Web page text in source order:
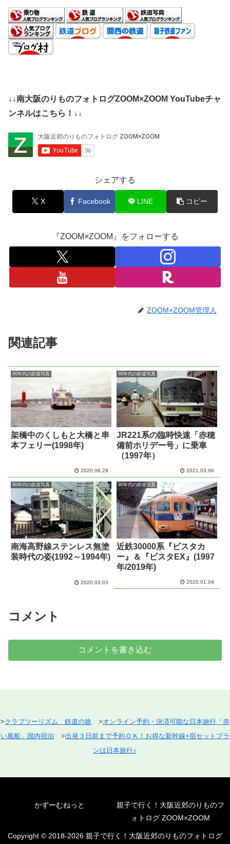
↓↓南大阪のりものフォトログZOOM×ZOOM YouTubeチャ
ンネルはこちら！↓↓
シェアする
X Facebook LINE コピー
『ZOOM×ZOOM』をフォローする
ZOOM×ZOOM管理人
関連記事
90年代の鉄道写真
架橋中のくしもと大橋と串
本フェリー(1998年)
2020.08.29
90年代の鉄道写真
JR221系の臨時快速「赤穂
備前ホリデー号」に乗車
（1997年）
2021.03.06
90年代の鉄道写真
南海高野線ステンレス無塗
装時代の姿(1992～1994年)
2020.03.03
90年代の鉄道写真
近鉄30000系『ビスタカ
ー』＆『ビスタEX』(1997
年/2019年)
2020.01.04
コメント
コメントを書き込む
>クラブツーリズム 鉄道の旅 >オンライン予約・決済可能な日本旅行「赤
い風船」国内宿泊
>出発３日前まで予約ＯＫ！お得な新幹線+宿セットプラ
ンは日本旅行♪
かずーむねっと
親子で行く！大阪近郊のりものフ
ォトログ ZOOM×ZOOM
Copyright © 2018-2026 親子で行く！大阪近郊のりものフォトログ